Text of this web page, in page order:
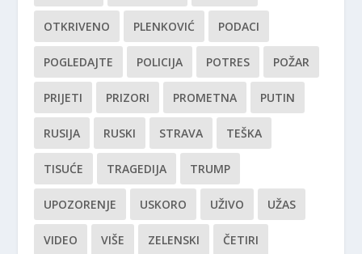
OTKRIVENO PLENKOVIĆ PODACI
POGLEDAJTE POLICIJA POTRES POŽAR
PRIJETI PRIZORI PROMETNA PUTIN
RUSIJA RUSKI STRAVA TEŠKA
TISUĆE TRAGEDIJA TRUMP
UPOZORENJE USKORO UŽIVO UŽAS
VIDEO VIŠE ZELENSKI ČETIRI